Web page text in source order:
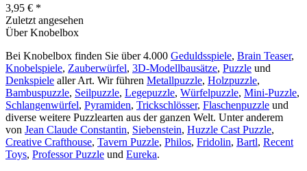
3,95 € *
Zuletzt angesehen
Über Knobelbox
Bei Knobelbox finden Sie über 4.000 Geduldsspiele, Brain Teaser,
Knobelspiele, Zauberwürfel, 3D-Modellbausätze, Puzzle und
Denkspiele aller Art. Wir führen Metallpuzzle, Holzpuzzle,
Bambuspuzzle, Seilpuzzle, Legepuzzle, Würfelpuzzle, Mini-Puzzle,
Schlangenwürfel, Pyramiden, Trickschlösser, Flaschenpuzzle und
diverse weitere Puzzlearten aus der ganzen Welt. Unter anderem
von Jean Claude Constantin, Siebenstein, Huzzle Cast Puzzle,
Creative Crafthouse, Tavern Puzzle, Philos, Fridolin, Bartl, Recent
Toys, Professor Puzzle und Eureka.